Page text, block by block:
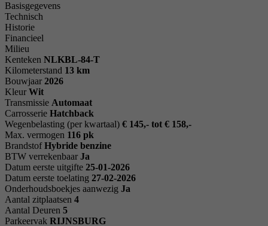
Basisgegevens
Technisch
Historie
Financieel
Milieu
Kenteken NLKBL-84-T
Kilometerstand 13 km
Bouwjaar 2026
Kleur Wit
Transmissie Automaat
Carrosserie Hatchback
Wegenbelasting (per kwartaal) € 145,- tot € 158,-
Max. vermogen 116 pk
Brandstof Hybride benzine
BTW verrekenbaar Ja
Datum eerste uitgifte 25-01-2026
Datum eerste toelating 27-02-2026
Onderhoudsboekjes aanwezig Ja
Aantal zitplaatsen 4
Aantal Deuren 5
Parkeervak RIJNSBURG